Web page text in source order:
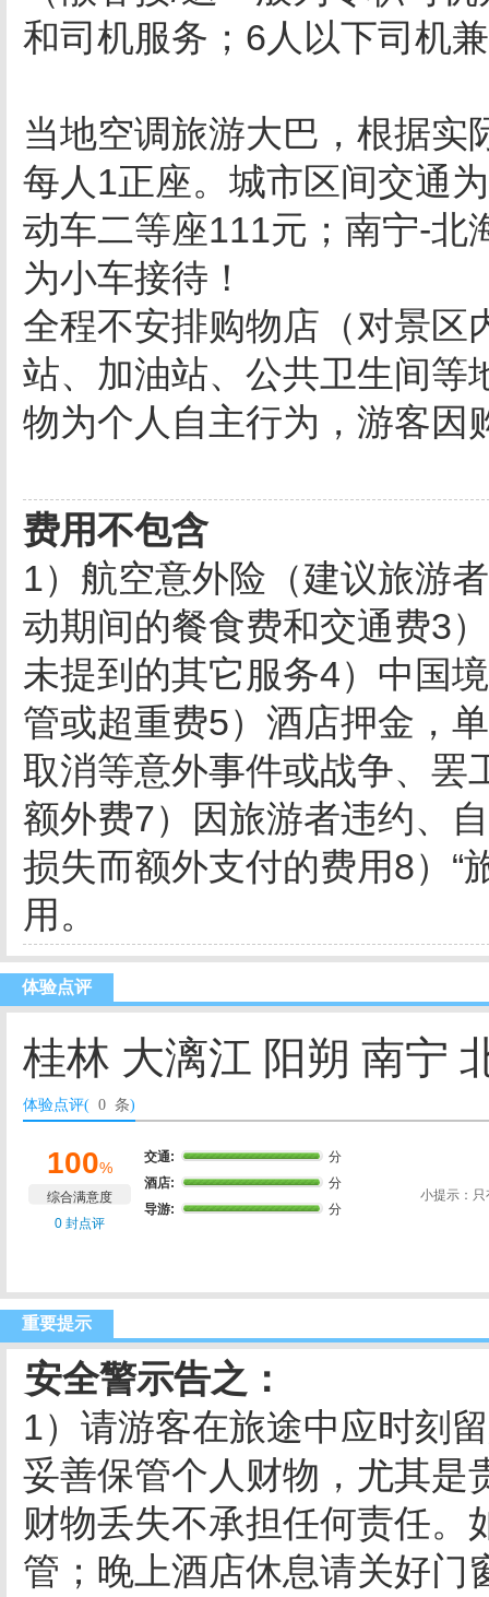
和司机服务； 6人以下司机
当地空调旅游大巴，根据实
每人 1正座。城市区间交通
动车二等座111元；南宁-北
为小车接待！
全程不安排购物店（对景区
站、加油站、公共卫生间等
物为个人自主行为，游客因
费用不包含
1）航空意外险（建议旅游
动期间的餐食费和交通费3
未提到的其它服务4）中国
管或超重费5）酒店押金，
取消等意外事件或战争、罢
额外费7）因旅游者违约、
损失而额外支付的费用8）“
用。
体验点评
桂林 大漓江 阳朔 南宁
体验点评( 0 条)
100%
综合满意度
0 封点评
交通:
分
酒店:
分
导游:
分
小提示：
重要提示
安全警示告之：
1）请游客在旅途中应时刻
妥善保管个人财物，尤其是
财物丢失不承担任何责任。
管；晚上酒店休息请关好门